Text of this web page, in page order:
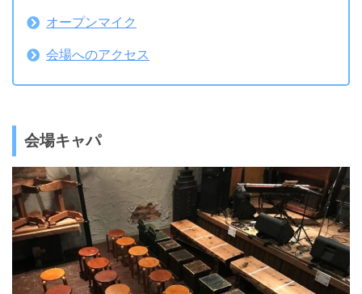
オープンマイク
会場へのアクセス
会場キャパ